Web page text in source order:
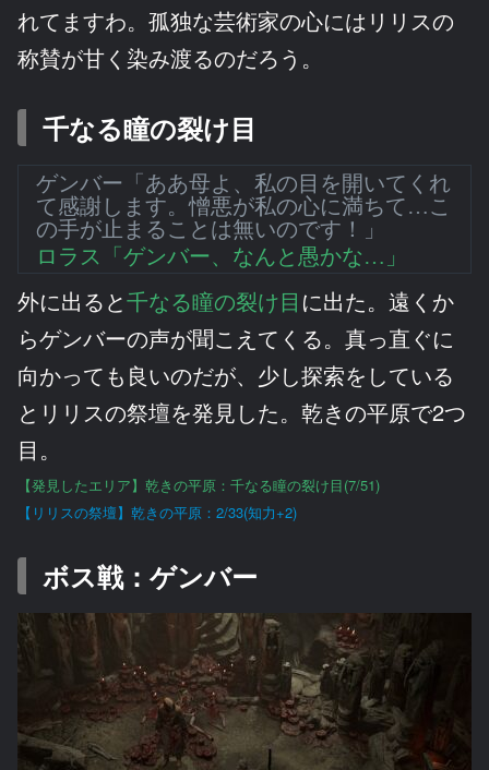
れてますわ。孤独な芸術家の心にはリリスの
称賛が甘く染み渡るのだろう。
千なる瞳の裂け目
ゲンバー「ああ母よ、私の目を開いてくれ
て感謝します。憎悪が私の心に満ちて…こ
の手が止まることは無いのです！」
ロラス「ゲンバー、なんと愚かな…」
外に出ると千なる瞳の裂け目 に出た。遠くか
らゲンバーの声が聞こえてくる。真っ直ぐに
向かっても良いのだが、少し探索をしている
とリリスの祭壇を発見した。乾きの平原で2つ
目。
【発見したエリア】乾きの平原：千なる瞳の裂け目(7/51)
【リリスの祭壇】乾きの平原：2/33(知力+2)
ボス戦：ゲンバー